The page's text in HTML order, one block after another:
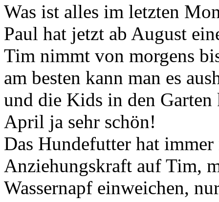
Was ist alles im letzten
Paul hat jetzt ab August
Tim nimmt von morgens
am besten kann man es
und die Kids in den
April ja sehr schön!
Das Hundefutter hat
Anziehungskraft auf Tim,
Wassernapf einweichen,